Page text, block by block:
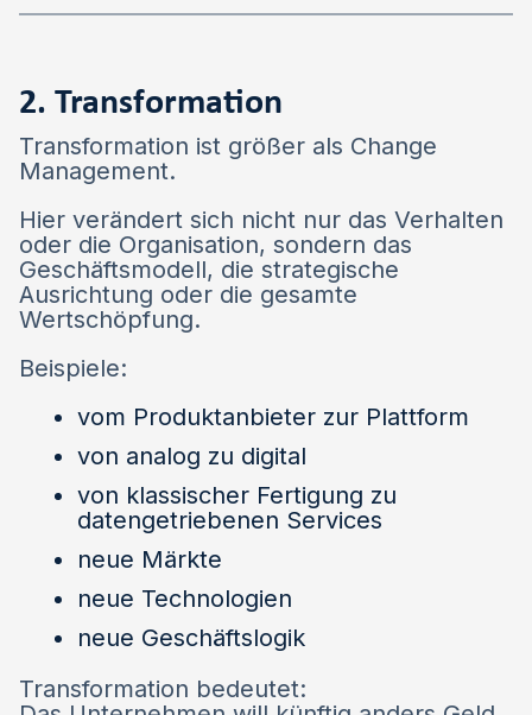
2. Transformation
Transformation ist größer als Change
Management.
Hier verändert sich nicht nur das Verhalten
oder die Organisation, sondern das
Geschäftsmodell, die strategische
Ausrichtung oder die gesamte
Wertschöpfung.
Beispiele:
vom Produktanbieter zur Plattform
von analog zu digital
von klassischer Fertigung zu
datengetriebenen Services
neue Märkte
neue Technologien
neue Geschäftslogik
Transformation bedeutet: